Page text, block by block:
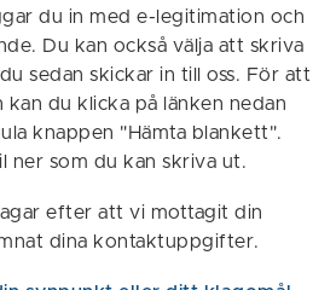
du in med e-legitimation och
Du kan också välja att skriva
sedan skickar in till oss. För att
du klicka på länken nedan
knappen "Hämta blankett".
ner som du kan skriva ut.
efter att vi mottagit din
dina kontaktuppgifter.